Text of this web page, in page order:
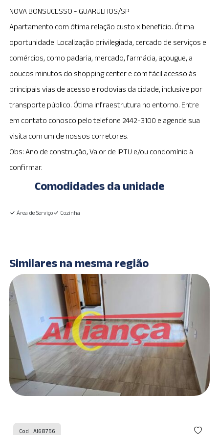
NOVA BONSUCESSO - GUARULHOS/SP
Apartamento com ótima relação custo x benefício. Ótima
oportunidade. Localização privilegiada, cercado de serviços e
comércios, como padaria, mercado, farmácia, açougue, a
poucos minutos do shopping center e com fácil acesso às
principais vias de acesso e rodovias da cidade, inclusive por
transporte público. Ótima infraestrutura no entorno. Entre
em contato conosco pelo telefone 2442-3100 e agende sua
visita com um de nossos corretores.
Obs: Ano de construção, Valor de IPTU e/ou condomínio à
confirmar.
Comodidades da unidade
Área de Serviço Cozinha
Similares na mesma região
Cod : AI68756